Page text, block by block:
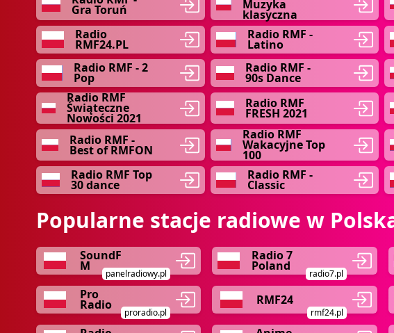
Gra Toruń Muzyka
klasyczna
Radio
RMF24.PL
Radio RMF -
Latino
Radio RMF - 2
Pop
Radio RMF -
90s Dance
Radio RMF
Świąteczne
Nowości 2021
Radio RMF
FRESH 2021
Radio RMF -
Best of RMFON
Radio RMF
Wakacyjne Top
100
Radio RMF Top
30 dance
Radio RMF -
Classic
Popularne stacje radiowe w
SoundF
M
panelradiowy.pl
Radio 7
Poland
radio7.pl
Pro
Radio
proradio.pl
RMF24
rmf24.pl